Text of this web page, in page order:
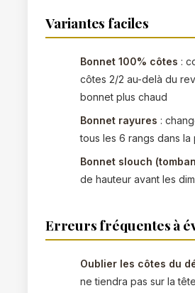
Variantes faciles
Bonnet 100% côtes :
côtes 2/2 au-delà du
bonnet plus chaud
Bonnet rayures :
tous les 6 rangs dans
Bonnet slouch
de hauteur avant les
Erreurs fréquentes à
Oublier les côtes du
ne tiendra pas sur la tête